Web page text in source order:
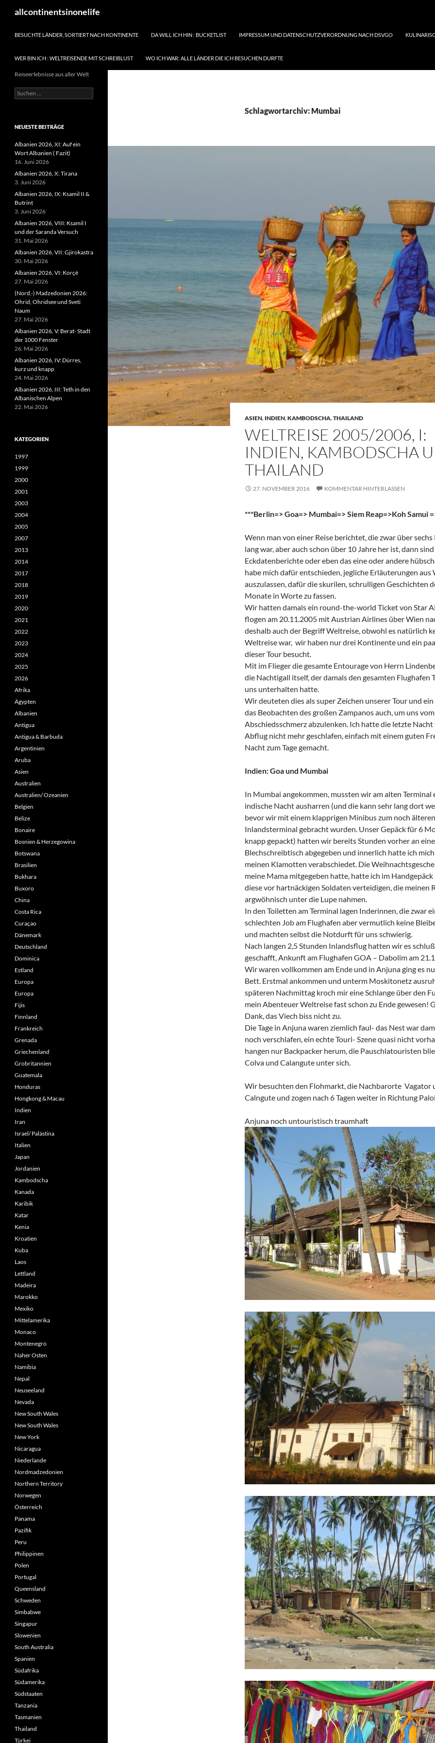
Inhaltallcontinentsinonelife
BESUCHTE LÄNDER, SORTIERT NACH KONTINENTE DA WILL ICH HIN : BUCKETLIST IMPRESSUM UND DATENSCHUTZVERORDNUNG NACH DSVGO
WER BIN ICH : WELTREISENDE MIT SCHREIBLUST WO ICH WAR: ALLE LÄNDER DIE ICH BESUCHEN DURFTE
Schlagwortarchiv: Mumbai
ASIEN, INDIEN,KAMBODSCHA,THAILAND
WELTREISE 2005/2006, I:
INDIEN, KAMBODSCHA
THAILAND
27. NOVEMBER 2016 KOMMENTAR HINTERLASSEN
***Berlin=> Goa=> Mumbai=> Siem Reap=>Koh Samui
Wenn man von einer Reise berichtet, die zwar über
lang war, aber auch schon über 10 Jahre her ist, dann
Eckdatenberichte oder eben das eine oder andere
habe mich dafür entschieden, jegliche Erläuterungen aus
auszulassen, dafür die skurilen, schrulligen Geschichten
Monate in Worte zu fassen.
Wir hatten damals ein round-the-world Ticket von Star
flogen am 20.11.2005 mit Austrian Airlines über Wien
deshalb auch der Begriff Weltreise, obwohl es natürlich
Weltreise war, wir haben nur drei Kontinente und ein
dieser Tour besucht.
Mit im Flieger die gesamte Entourage von Herrn
die Nachtigall itself, der damals den gesamten Flughafen
uns unterhalten hatte.
Wir deuteten dies als super Zeichen unserer Tour und
das Beobachten des großen Zampanos auch, um uns vom
Abschiedsschmerz abzulenken. Ich hatte die letzte Nacht
Abflug nicht mehr geschlafen, einfach mit einem guten
Nacht zum Tage gemacht.
Indien: Goa und Mumbai
In Mumbai angekommen, mussten wir am alten Terminal
indische Nacht ausharren (und die kann sehr lang dort
bevor wir mit einem klapprigen Minibus zum noch älteren
Inlandsterminal gebracht wurden. Unser Gepäck für 6
knapp gepackt) hatten wir bereits Stunden vorher an
Blechschreibtisch abgegeben und innerlich hatte ich
meinen Klamotten verabschiedet. Die
meine Mama mitgegeben hatte, hatte ich im
diese vor hartnäckigen Soldaten verteidigen, die meinen
argwöhnisch unter die Lupe nahmen.
In den Toiletten am Terminal lagen Inderinnen, die zwar
schlechten Job am Flughafen aber vermutlich keine
und machten selbst die Notdurft für uns schwierig.
Nach langen 2,5 Stunden Inlandsflug hatten wir es
geschafft, Ankunft am Flughafen GOA – Dabolim am
Wir waren vollkommen am Ende und in Anjuna ging es
Bett. Erstmal ankommen und unterm Moskitonetz
späteren Nachmittag kroch mir eine Schlange über den
mein Abenteuer Weltreise fast schon zu Ende gewesen!
Dank, das Viech biss nicht zu.
Die Tage in Anjuna waren ziemlich faul- das Nest war
noch verschlafen, ein echte Touri- Szene quasi nicht
hangen nur Backpacker herum, die Pauschlatouristen
Colva und Calangute unter sich.
Wir besuchten den Flohmarkt, die Nachbarorte Vagator
Calngute und zogen nach 6 Tagen weiter in Richtung
Anjuna noch untouristisch traumhaft
Reiseerlebnisse aus aller Welt
Suchen
nach:
NEUESTE BEITRÄGE
Albanien 2026, XI: Auf ein
Wort Albanien ( Fazit)
16. Juni 2026
Albanien 2026, X: Tirana
3. Juni 2026
Albanien 2026, IX: Ksamil II &
Butrint
3. Juni 2026
Albanien 2026, VIII: Ksamil I
und der Saranda Versuch
31. Mai 2026
Albanien 2026, VII: Gjirokastra
30. Mai 2026
Albanien 2026, VI: Korçë
27. Mai 2026
(Nord,-) Madzedonien 2026:
Ohrid, Ohridsee und Sveti
Naum
27. Mai 2026
Albanien 2026, V: Berat- Stadt
der 1000 Fenster
26. Mai 2026
Albanien 2026, IV: Dürres,
kurz und knapp
24. Mai 2026
Albanien 2026, III: Teth in den
Albanischen Alpen
22. Mai 2026
KATEGORIEN
1997
1999
2000
2001
2003
2004
2005
2007
2013
2014
2017
2018
2019
2020
2021
2022
2023
2024
2025
2026
Afrika
Ägypten
Albanien
Antigua
Antigua & Barbuda
Argentinien
Aruba
Asien
Australien
Australien/ Ozeanien
Belgien
Belize
Bonaire
Bosnien & Herzegowina
Botswana
Brasilien
Bukhara
Buxoro
China
Costa Rica
Curaçao
Dänemark
Deutschland
Dominica
Estland
Europa
Europa
Fijis
Finnland
Frankreich
Grenada
Griechenland
Grobritannien
Guatemala
Honduras
Hongkong & Macau
Indien
Iran
Israel/ Palästina
Italien
Japan
Jordanien
Kambodscha
Kanada
Karibik
Katar
Kenia
Kroatien
Kuba
Laos
Lettland
Madeira
Marokko
Mexiko
Mittelamerika
Monaco
Montenegro
Naher Osten
Namibia
Nepal
Neuseeland
Nevada
New South Wales
New South Wales
New York
Nicaragua
Niederlande
Nordmadzedonien
Northern Territory
Norwegen
Österreich
Panama
Pazifik
Peru
Philippinen
Polen
Portugal
Queensland
Schweden
Simbabwe
Singapur
Slowenien
South Australia
Spanien
Südafrika
Südamerika
Südstaaten
Tanzania
Tasmanien
Thailand
Türkei